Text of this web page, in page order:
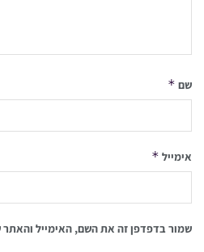
שם *
אימייל *
שמור בדפדפן זה את השם, האימייל